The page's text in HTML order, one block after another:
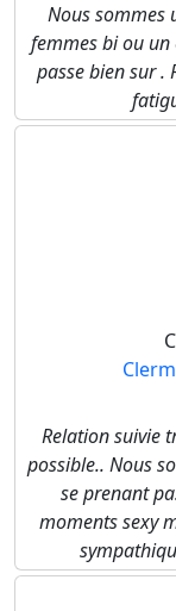
Nous sommes
femmes bi ou
passe bien sur .
Relation suivie
possible.. Nous
se prenant
moments sexy